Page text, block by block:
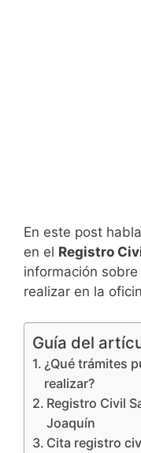
En este post
en el Registro
información
realizar en la
Guía del
¿Qué trámites
realizar?
Registro Civil
Joaquín
Cita registro